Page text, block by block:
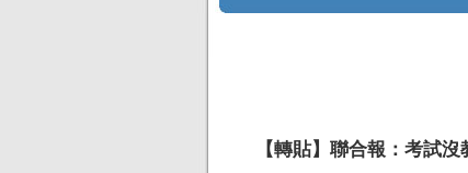
【轉貼】聯合報：考試